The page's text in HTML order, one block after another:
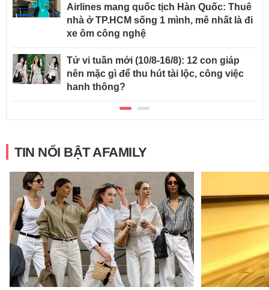
Airlines mang quốc tịch Hàn Quốc: Thuê
nhà ở TP.HCM sống 1 mình, mê nhất là đi
xe ôm công nghệ
Tử vi tuần mới (10/8-16/8): 12 con giáp
nên mặc gì để thu hút tài lộc, công việc
hanh thông?
TIN NỔI BẬT AFAMILY